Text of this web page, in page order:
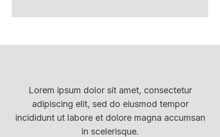
Lorem ipsum dolor sit amet, consectetur
adipiscing elit, sed do eiusmod tempor
incididunt ut labore et dolore magna accumsan
in scelerisque.